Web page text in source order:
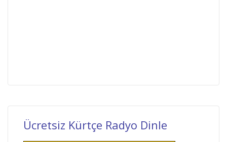
Ücretsiz Kürtçe Radyo Dinle